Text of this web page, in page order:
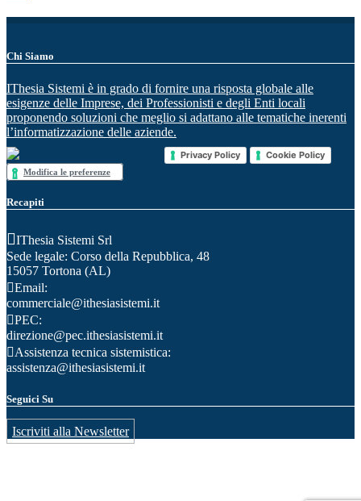
Chi Siamo
IThesia Sistemi è in grado di fornire una risposta globale alle
esigenze delle Imprese, dei Professionisti e degli Enti locali
proponendo soluzioni che meglio si adattano alle tematiche inerenti
l’informatizzazione delle aziende.
Privacy Policy Cookie Policy
Modifica le preferenze
Recapiti
IThesia Sistemi Srl
Sede legale: Corso della Repubblica, 48
15057 Tortona (AL)
Email:
commerciale@ithesiasistemi.it
PEC:
direzione@pec.ithesiasistemi.it
Assistenza tecnica sistemistica:
assistenza@ithesiasistemi.it
Seguici Su
Iscriviti alla Newsletter